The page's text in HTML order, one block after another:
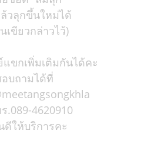
วลุกขึ้นใหม่ได้
เขียวกล่าวไว้)
แขกเพิ่มเติมกันได้คะ
บถามได้ที่
.089-4620910
ให้บริการคะ